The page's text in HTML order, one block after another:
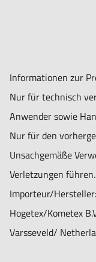
Informationen zur
Nur für technisch
Anwender sowie
Nur für den
Unsachgemäße
Verletzungen führen.
Importeur/Hersteller:
Hogetex/Kometex
Varsseveld/